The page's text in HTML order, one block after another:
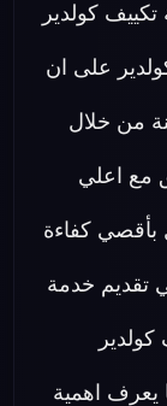
كولدير
على ان
من خلال
مع اعلي
بأقصي كفاءة
خدمة
يعرف اهمية